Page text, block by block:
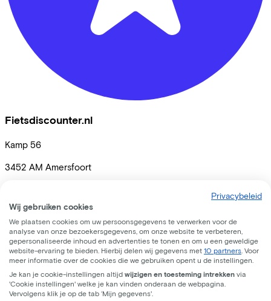
Fietsdiscounter.nl
Kamp 56
3452 AM Amersfoort
Vergelijkbare fietsen
Privacybeleid
Wij gebruiken cookies
We plaatsen cookies om uw persoonsgegevens te verwerken voor de
analyse van onze bezoekersgegevens, om onze website te verbeteren,
gepersonaliseerde inhoud en advertenties te tonen en om u een geweldige
website-ervaring te bieden. Hierbij delen wij gegevens met 10 partners . Voor
meer informatie over de cookies die we gebruiken opent u de instellingen.
Je kan je cookie-instellingen altijd wijzigen en toesteming intrekken via
'Cookie instellingen' welke je kan vinden onderaan de webpagina.
Vervolgens klik je op de tab ‘Mijn gegevens'.